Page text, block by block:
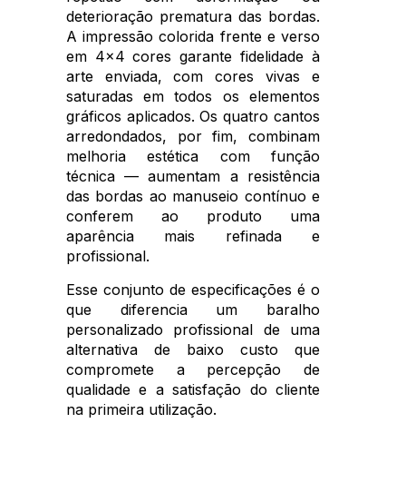
deterioração prematura das bordas.
A impressão colorida frente e verso
em 4x4 cores garante fidelidade à
arte enviada, com cores vivas e
saturadas em todos os elementos
gráficos aplicados. Os quatro cantos
arredondados, por fim, combinam
melhoria estética com função
técnica — aumentam a resistência
das bordas ao manuseio contínuo e
conferem ao produto uma
aparência mais refinada e
profissional.
Esse conjunto de especificações é o
que diferencia um baralho
personalizado profissional de uma
alternativa de baixo custo que
compromete a percepção de
qualidade e a satisfação do cliente
na primeira utilização.